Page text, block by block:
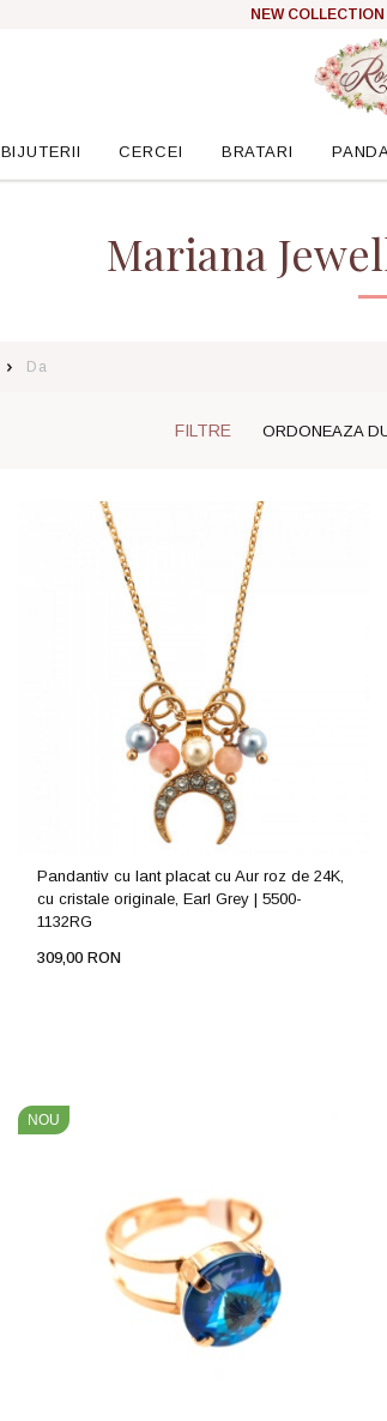
NEW
BIJUTERII CERCEI BRATARI
Mariana
Da
FILTRE ORDONEAZA
Pandantiv cu lant placat cu Aur roz de 24K,
cu cristale originale, Earl Grey | 5500-
1132RG
309,00 RON
NOU